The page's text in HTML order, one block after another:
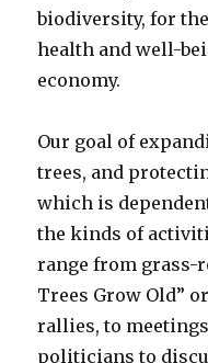
biodiversity, for
health and well-
economy.
Our goal of
trees, and
which is
the kinds of
range from grass-
Trees Grow Old”
rallies, to
politicians to